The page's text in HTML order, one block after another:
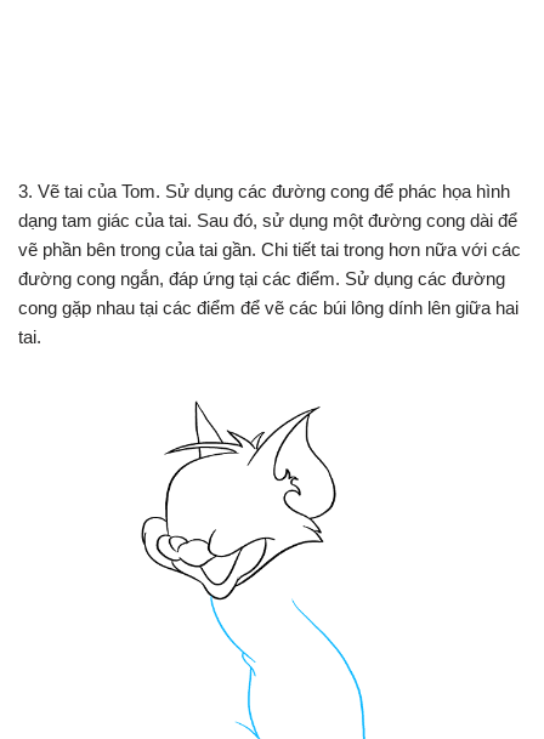
3. Vẽ tai của Tom. Sử dụng các đường cong để phác họa hình
dạng tam giác của tai. Sau đó, sử dụng một đường cong dài để
vẽ phần bên trong của tai gần. Chi tiết tai trong hơn nữa với các
đường cong ngắn, đáp ứng tại các điểm. Sử dụng các đường
cong gặp nhau tại các điểm để vẽ các búi lông dính lên giữa hai
tai.